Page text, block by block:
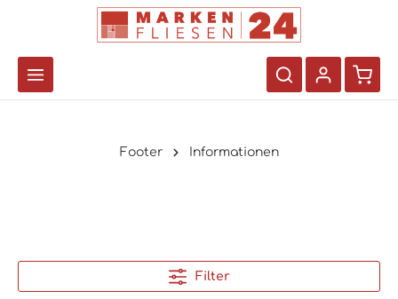
Footer Informationen
Filter